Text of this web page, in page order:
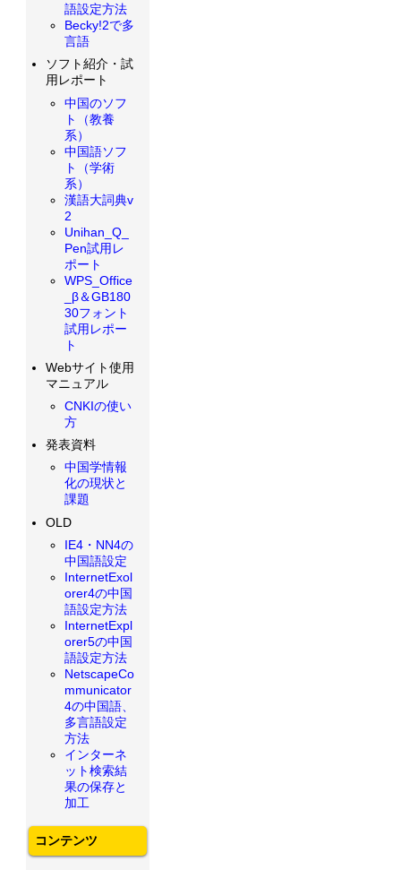
語設定方法
Becky!2で多
言語
ソフト紹介・試
用レポート
中国のソフ
ト（教養
系）
中国語ソフ
ト（学術
系）
漢語大詞典v
2
Unihan_Q_
Pen試用レ
ポート
WPS_Office
_β＆GB180
30フォント
試用レポー
ト
Webサイト使用
マニュアル
CNKIの使い
方
発表資料
中国学情報
化の現状と
課題
OLD
IE4・NN4の
中国語設定
InternetExol
orer4の中国
語設定方法
InternetExpl
orer5の中国
語設定方法
NetscapeCo
mmunicator
4の中国語、
多言語設定
方法
インターネ
ット検索結
果の保存と
加工
コンテンツ